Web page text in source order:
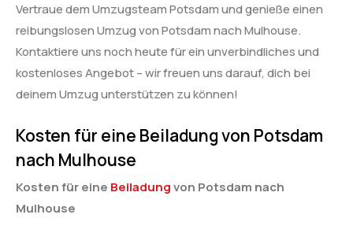
Vertraue dem Umzugsteam Potsdam und genieße einen
reibungslosen Umzug von Potsdam nach Mulhouse.
Kontaktiere uns noch heute für ein unverbindliches und
kostenloses Angebot – wir freuen uns darauf, dich bei
deinem Umzug unterstützen zu können!
Kosten für eine Beiladung von Potsdam
nach Mulhouse
Kosten für eine Beiladungvon Potsdam nach
Mulhouse